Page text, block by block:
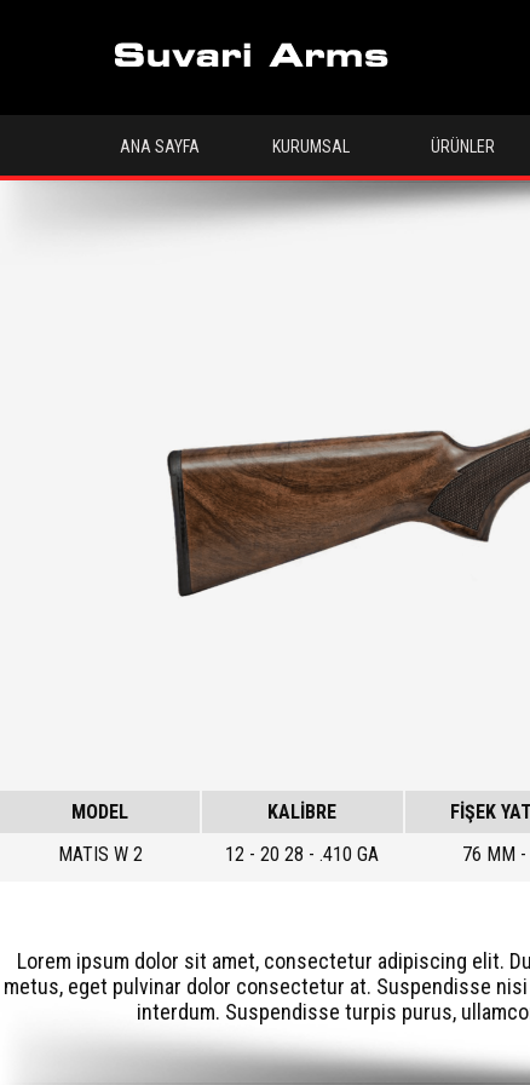
ANA SAYFA KURUMSAL ÜRÜNLER
MODEL
MATIS W 2
KALİBRE
12 - 20 28 - .410 GA
FİŞEK
76 MM -
Lorem ipsum dolor sit amet, consectetur adipiscing elit.
metus, eget pulvinar dolor consectetur at. Suspendisse
interdum. Suspendisse turpis purus,